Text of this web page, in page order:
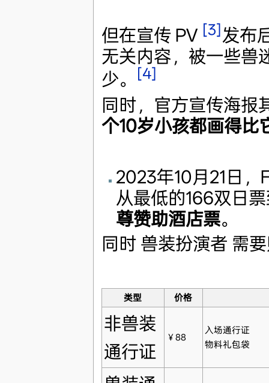
但在宣传 PV [3] 发布
无关内容，被一些兽
少。
[4]
同时，官方宣传海报
个10岁小孩都画得比
2023年10月21日
从最低的166双日
尊赞助酒店票。
同时 兽装扮演者 需
类型 价格
非兽装
通行证
￥88
入场通行证
物料礼包袋